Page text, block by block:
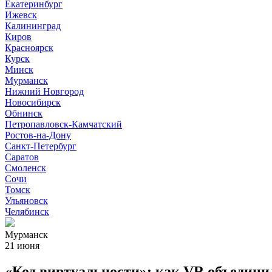
Екатеринбург
Ижевск
Калининград
Киров
Красноярск
Курск
Минск
Мурманск
Нижний Новгород
Новосибирск
Обнинск
Петропавловск-Камчатский
Ростов-на-Дону
Санкт-Петербург
Саратов
Смоленск
Сочи
Томск
Ульяновск
Челябинск
Мурманск
21 июня